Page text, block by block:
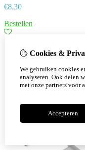
€8,30
Bestellen
Cookies &
We gebruiken cookies
analyseren. Ook delen
met onze partners voor
Accepteren